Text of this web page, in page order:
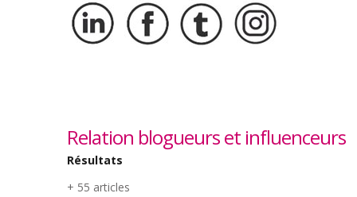
Relation blogueurs et influenceurs
Résultats
+ 55 articles